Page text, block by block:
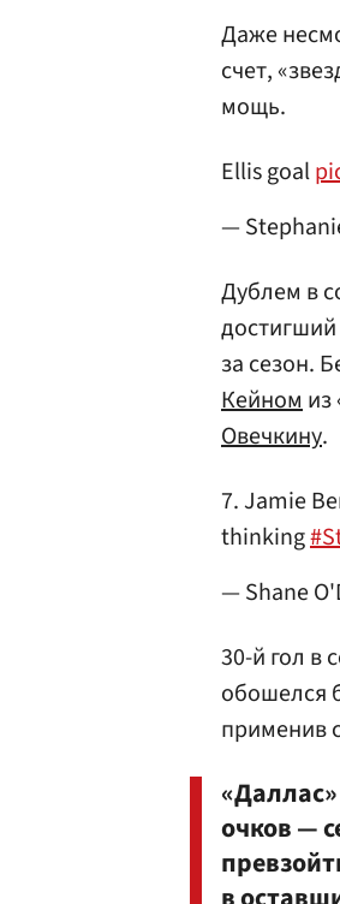
Даже
счет,
мощь.
Ellis goal
—
Дублем в
достигший
за сезон.
Кейномиз
Овечкину.
7. Jamie
thinking
— Shane
30-й гол в
обошелся
применив
очков —